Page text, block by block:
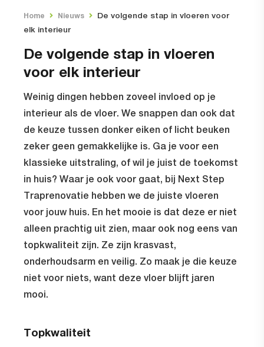
Home Nieuws
De volgende stap in vloeren voor
elk interieur
De volgende stap in vloeren
voor elk interieur
Weinig dingen hebben zoveel invloed op je
interieur als de vloer. We snappen dan ook dat
de keuze tussen donker eiken of licht beuken
zeker geen gemakkelijke is. Ga je voor een
klassieke uitstraling, of wil je juist de toekomst
in huis? Waar je ook voor gaat, bij Next Step
Traprenovatie hebben we de juiste vloeren
voor jouw huis. En het mooie is dat deze er niet
alleen prachtig uit zien, maar ook nog eens van
topkwaliteit zijn. Ze zijn krasvast,
onderhoudsarm en veilig. Zo maak je die keuze
niet voor niets, want deze vloer blijft jaren
mooi.
Topkwaliteit